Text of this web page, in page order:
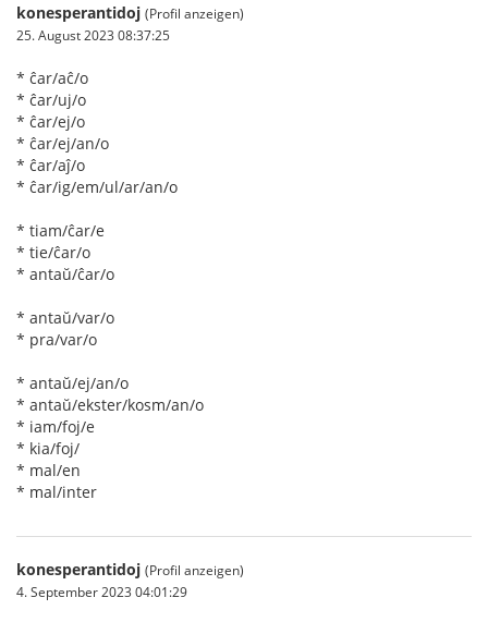
konesperantidoj (Profil anzeigen)
25. August 2023 08:37:25
* ĉar/aĉ/o
* ĉar/uj/o
* ĉar/ej/o
* ĉar/ej/an/o
* ĉar/aĵ/o
* ĉar/ig/em/ul/ar/an/o
* tiam/ĉar/e
* tie/ĉar/o
* antaŭ/ĉar/o
* antaŭ/var/o
* pra/var/o
* antaŭ/ej/an/o
* antaŭ/ekster/kosm/an/o
* iam/foj/e
* kia/foj/
* mal/en
* mal/inter
konesperantidoj (Profil anzeigen)
4. September 2023 04:01:29